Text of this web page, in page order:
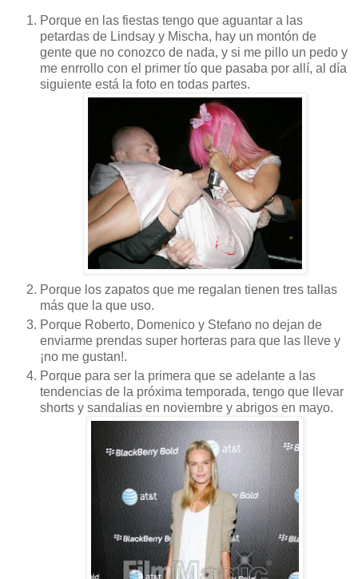
Porque en las fiestas tengo que aguantar a las
petardas de Lindsay y Mischa, hay un montón de
gente que no conozco de nada, y si me pillo un pedo y
me enrrollo con el primer tío que pasaba por allí, al día
siguiente está la foto en todas partes.
Porque los zapatos que me regalan tienen tres tallas
más que la que uso.
Porque Roberto, Domenico y Stefano no dejan de
enviarme prendas super horteras para que las lleve y
¡no me gustan!.
Porque para ser la primera que se adelante a las
tendencias de la próxima temporada, tengo que llevar
shorts y sandalias en noviembre y abrigos en mayo.